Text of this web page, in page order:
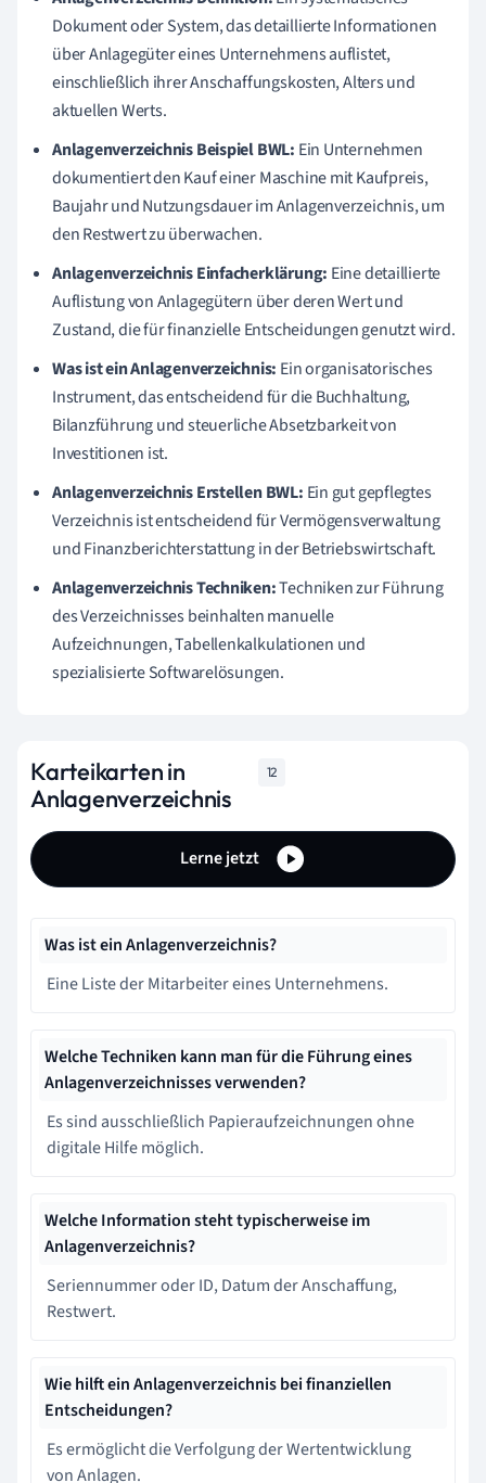
Dokument oder System, das detaillierte Informationen
über Anlagegüter eines Unternehmens auflistet,
einschließlich ihrer Anschaffungskosten, Alters und
aktuellen Werts.
Anlagenverzeichnis Beispiel BWL: Ein Unternehmen
dokumentiert den Kauf einer Maschine mit Kaufpreis,
Baujahr und Nutzungsdauer im Anlagenverzeichnis, um
den Restwert zu überwachen.
Anlagenverzeichnis Einfacherklärung: Eine detaillierte
Auflistung von Anlagegütern über deren Wert und
Zustand, die für finanzielle Entscheidungen genutzt wird.
Was ist ein Anlagenverzeichnis: Ein organisatorisches
Instrument, das entscheidend für die Buchhaltung,
Bilanzführung und steuerliche Absetzbarkeit von
Investitionen ist.
Anlagenverzeichnis Erstellen BWL: Ein gut gepflegtes
Verzeichnis ist entscheidend für Vermögensverwaltung
und Finanzberichterstattung in der Betriebswirtschaft.
Anlagenverzeichnis Techniken:Techniken zur Führung
des Verzeichnisses beinhalten manuelle
Aufzeichnungen, Tabellenkalkulationen und
spezialisierte Softwarelösungen.
Karteikarten in
Anlagenverzeichnis
12
Lerne jetzt
Was ist ein Anlagenverzeichnis?
Eine Liste der Mitarbeiter eines Unternehmens.
Welche Techniken kann man für die Führung eines
Anlagenverzeichnisses verwenden?
Es sind ausschließlich Papieraufzeichnungen ohne
digitale Hilfe möglich.
Welche Information steht typischerweise im
Anlagenverzeichnis?
Seriennummer oder ID, Datum der Anschaffung,
Restwert.
Wie hilft ein Anlagenverzeichnis bei finanziellen
Entscheidungen?
Es ermöglicht die Verfolgung der Wertentwicklung
von Anlagen.